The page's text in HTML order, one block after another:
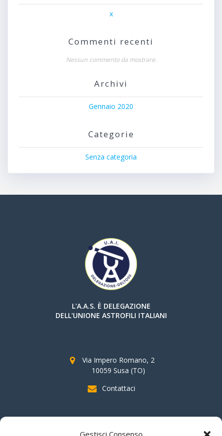
Gestisci Consenso
x
Commenti recenti
Nessun commento da mostrare.
Archivi
Gennaio 2020
Categorie
Senza categoria
L'A.A.S. È DELEGAZIONE
DELL'UNIONE ASTROFILI ITALIANI
Via Impero Romano, 2
10059 Susa (TO)
Contattaci
SOSTIENI AAS